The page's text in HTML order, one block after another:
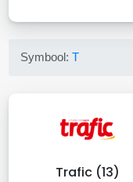
Symbool:T
Trafic (13)